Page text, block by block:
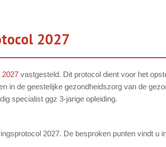
2027
2027 vastgesteld. Dit protocol dient voor het
in de geestelijke gezondheidszorg van de
specialist ggz 3-jarige opleiding.
2027. De besproken punten vindt u